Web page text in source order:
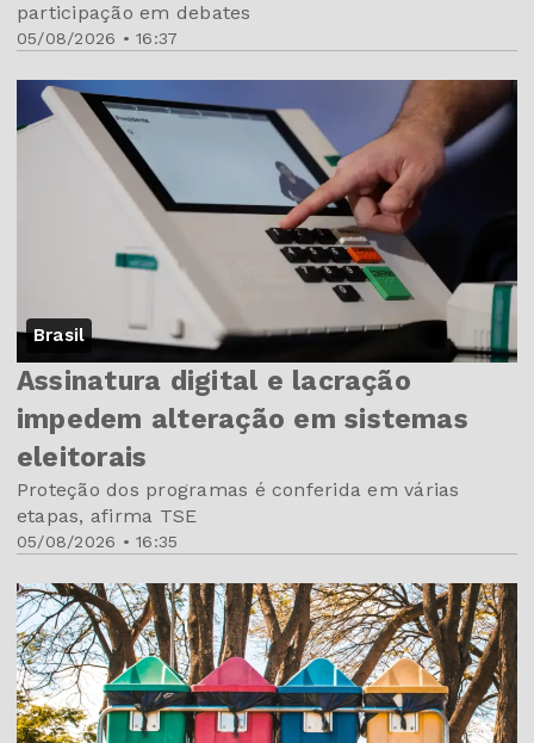
05/08/2026 • 16:37
participação em debates
Brasil
05/08/2026 • 16:35
Assinatura digital e lacração
impedem alteração em sistemas
eleitorais
Proteção dos programas é conferida em várias
etapas, afirma TSE